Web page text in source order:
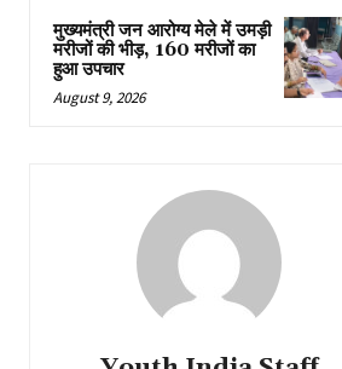
मुख्यमंत्री जन आरोग्य मेले में उमड़ी
मरीजों की भीड़, 160 मरीजों का
हुआ उपचार
August 9, 2026